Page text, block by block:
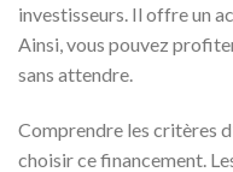
investisseurs. Il offre un
Ainsi, vous pouvez
sans attendre.
Comprendre les critères
choisir ce financement.